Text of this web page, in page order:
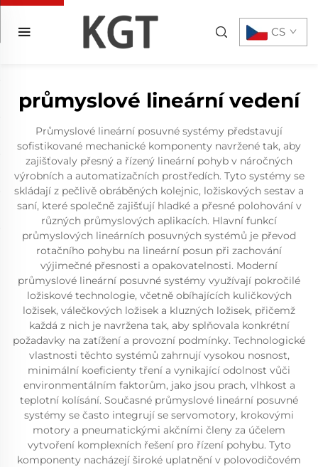
CS
průmyslové lineární vedení
Průmyslové lineární posuvné systémy představují
sofistikované mechanické komponenty navržené tak, aby
zajišťovaly přesný a řízený lineární pohyb v náročných
výrobních a automatizačních prostředích. Tyto systémy se
skládají z pečlivě obráběných kolejnic, ložiskových sestav a
saní, které společně zajišťují hladké a přesné polohování v
různých průmyslových aplikacích. Hlavní funkcí
průmyslových lineárních posuvných systémů je převod
rotačního pohybu na lineární posun při zachování
výjimečné přesnosti a opakovatelnosti. Moderní
průmyslové lineární posuvné systémy využívají pokročilé
ložiskové technologie, včetně obíhajících kuličkových
ložisek, válečkových ložisek a kluzných ložisek, přičemž
každá z nich je navržena tak, aby splňovala konkrétní
požadavky na zatížení a provozní podmínky. Technologické
vlastnosti těchto systémů zahrnují vysokou nosnost,
minimální koeficienty tření a vynikající odolnost vůči
environmentálním faktorům, jako jsou prach, vlhkost a
teplotní kolísání. Současné průmyslové lineární posuvné
systémy se často integrují se servomotory, krokovými
motory a pneumatickými akčními členy za účelem
vytvoření komplexních řešení pro řízení pohybu. Tyto
komponenty nacházejí široké uplatnění v polovodičovém